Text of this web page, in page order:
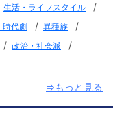
生活・ライフスタイル /
時代劇 / 異種族 /
/ 政治・社会派 /
⇒もっと見る